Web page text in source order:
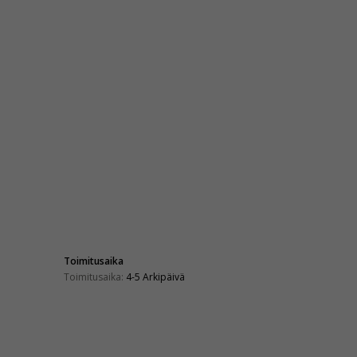
Toimitusaika
Toimitusaika: 4-5 Arkipäivä